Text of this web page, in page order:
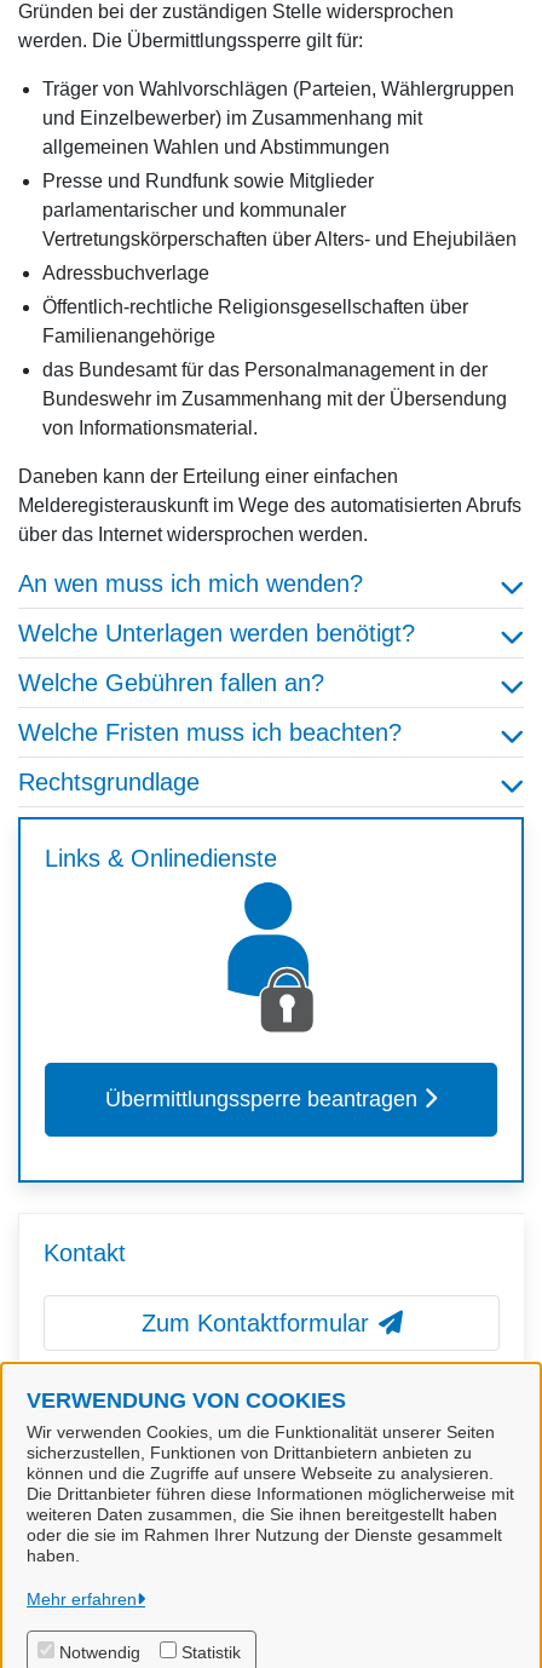
VERWENDUNG VON COOKIES
Wir verwenden Cookies, um die Funktionalität unserer Seiten
sicherzustellen, Funktionen von Drittanbietern anbieten zu
können und die Zugriffe auf unsere Webseite zu analysieren.
Die Drittanbieter führen diese Informationen möglicherweise mit
weiteren Daten zusammen, die Sie ihnen bereitgestellt haben
oder die sie im Rahmen Ihrer Nutzung der Dienste gesammelt
haben.
Mehr erfahren
Notwendig Statistik
Gründen bei der zuständigen Stelle widersprochen
werden. Die Übermittlungssperre gilt für:
Träger von Wahlvorschlägen (Parteien, Wählergruppen
und Einzelbewerber) im Zusammenhang mit
allgemeinen Wahlen und Abstimmungen
Presse und Rundfunk sowie Mitglieder
parlamentarischer und kommunaler
Vertretungskörperschaften über Alters- und Ehejubiläen
Adressbuchverlage
Öffentlich-rechtliche Religionsgesellschaften über
Familienangehörige
das Bundesamt für das Personalmanagement in der
Bundeswehr im Zusammenhang mit der Übersendung
von Informationsmaterial.
Daneben kann der Erteilung einer einfachen
Melderegisterauskunftim Wege des automatisierten Abrufs
über das Internet widersprochen werden.
An wen muss ich mich wenden?
Welche Unterlagen werden benötigt?
Welche Gebühren fallen an?
Welche Fristen muss ich beachten?
Rechtsgrundlage
Links & Onlinedienste
Übermittlungssperre beantragen
Kontakt
Zum Kontaktformular
Einwohnermeldestelle
Stadt Nordenham
Alle Rechte vorbehalten